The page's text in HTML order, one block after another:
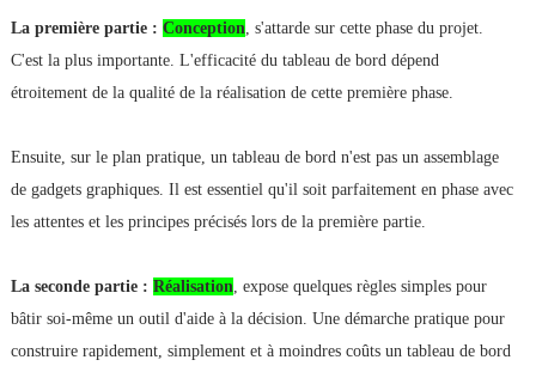
La première partie : Conception, s'attarde sur cette phase du projet.
C'est la plus importante. L'efficacité du tableau de bord dépend
étroitement de la qualité de la réalisation de cette première phase.
Ensuite, sur le plan pratique, un tableau de bord n'est pas un assemblage
de gadgets graphiques. Il est essentiel qu'il soit parfaitement en phase avec
les attentes et les principes précisés lors de la première partie.
La seconde partie : Réalisation, expose quelques règles simples pour
bâtir soi-même un outil d'aide à la décision. Une démarche pratique pour
construire rapidement, simplement et à moindres coûts un tableau de bord